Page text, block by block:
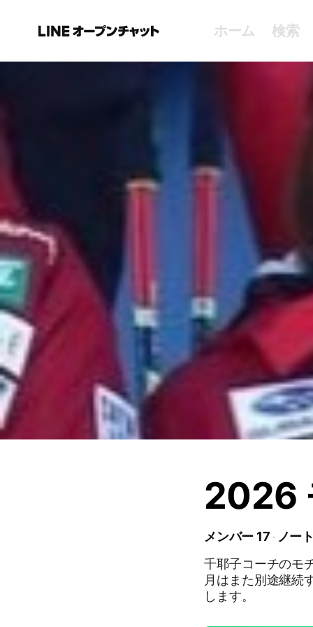
ホーム 検索
2026
メンバー 17
ノー
千耶子コーチのモ
月はまた別途継続する
します。